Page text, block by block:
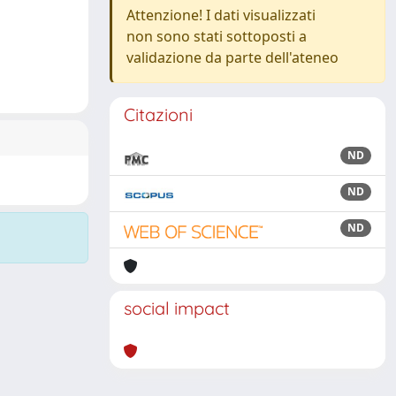
Attenzione! I dati visualizzati
non sono stati sottoposti a
validazione da parte dell'ateneo
Citazioni
ND
ND
ND
social impact